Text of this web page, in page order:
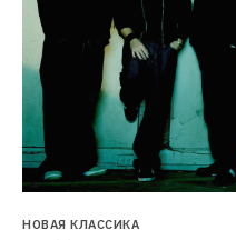
НОВАЯ КЛАССИКА